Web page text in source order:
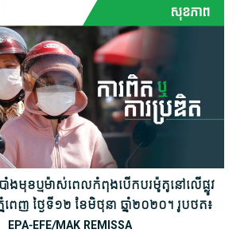
បាំងមុខ​ឬ​ម៉ាស់​ពេល​កំពុង​បើកបរ​ម៉ូតូ​នៅ​លើ​ផ្លូវ​
េញ ថ្ងៃ​ទី​១២ ខែ​មិថុនា ឆ្នាំ​២០២០។ រូបថត៖
EPA-EFE/MAK REMISSA